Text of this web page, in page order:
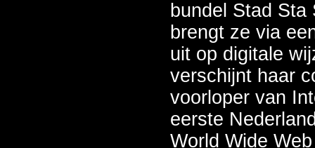
bundel Stad Sta
brengt ze via
uit op digitale
verschijnt haar
voorloper van
eerste
World Wide